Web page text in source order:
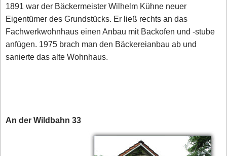
1891 war der Bäckermeister Wilhelm Kühne neuer
Eigentümer des Grundstücks. Er ließ rechts an das
Fachwerkwohnhaus einen Anbau mit Backofen und -stube
anfügen. 1975 brach man den Bäckereianbau ab und
sanierte das alte Wohnhaus.
An der Wildbahn 33